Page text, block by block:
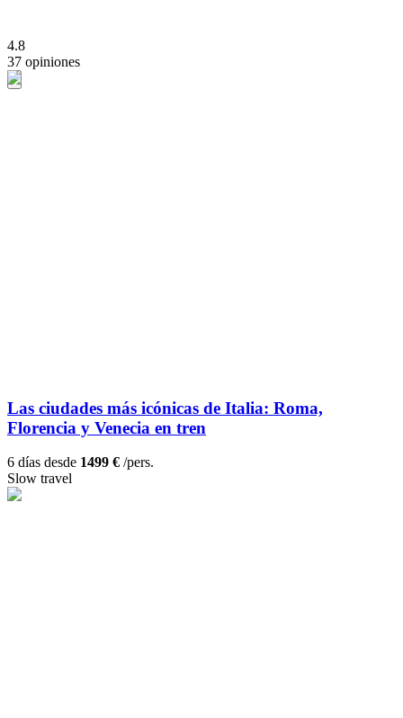
4.8
37 opiniones
Las ciudades más icónicas de Italia: Roma,
Florencia y Venecia en tren
6 días desde 1499 € /pers.
Slow travel